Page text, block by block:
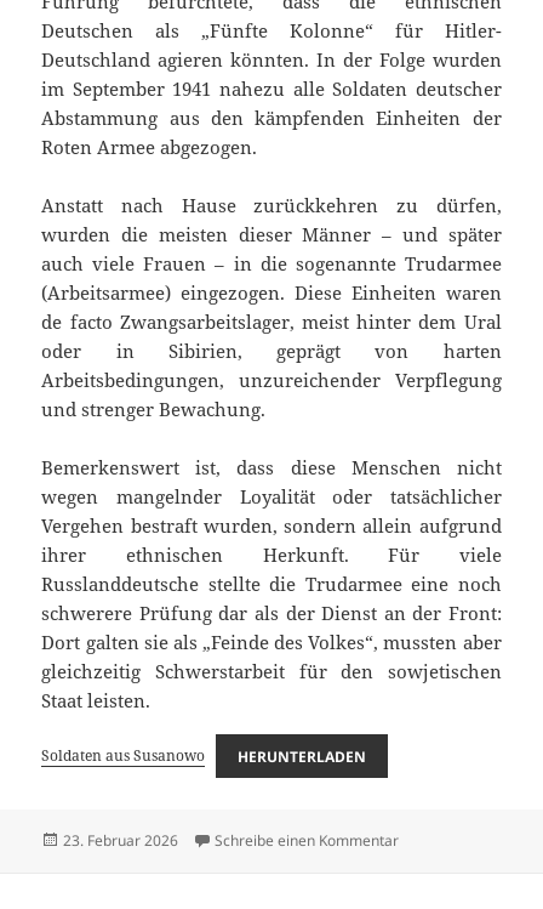
Deutschen als „Fünfte Kolonne“ für Hitler-
Deutschland agieren könnten. In der Folge wurden
im September 1941 nahezu alle Soldaten deutscher
Abstammung aus den kämpfenden Einheiten der
Roten Armee abgezogen.
Anstatt nach Hause zurückkehren zu dürfen,
wurden die meisten dieser Männer – und später
auch viele Frauen – in die sogenannte Trudarmee
(Arbeitsarmee) eingezogen. Diese Einheiten waren
de facto Zwangsarbeitslager, meist hinter dem Ural
oder in Sibirien, geprägt von harten
Arbeitsbedingungen, unzureichender Verpflegung
und strenger Bewachung.
Bemerkenswert ist, dass diese Menschen nicht
wegen mangelnder Loyalität oder tatsächlicher
Vergehen bestraft wurden, sondern allein aufgrund
ihrer ethnischen Herkunft. Für viele
Russlanddeutsche stellte die Trudarmee eine noch
schwerere Prüfung dar als der Dienst an der Front:
Dort galten sie als „Feinde des Volkes“, mussten aber
gleichzeitig Schwerstarbeit für den sowjetischen
Staat leisten.
Soldaten aus Susanowo HERUNTERLADEN
Veröffentlicht
23. Februar 2026 Schreibe einen Kommentarzu Soldaten aus